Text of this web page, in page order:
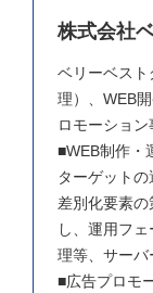
株式会社
ベリーベス
理）、WEB
ロモーション
■WEB制作・
ターゲットの
差別化要素
し、運用フ
理等、サーバ
■広告プロモ